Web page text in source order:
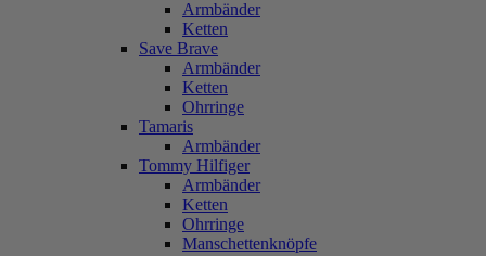
Armbänder
Ketten
Save Brave
Armbänder
Ketten
Ohrringe
Tamaris
Armbänder
Tommy Hilfiger
Armbänder
Ketten
Ohrringe
Manschettenknöpfe